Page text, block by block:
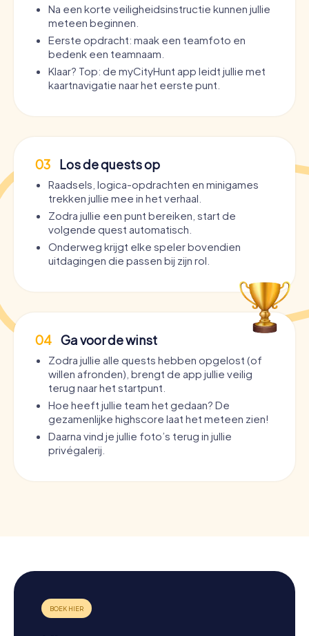
Na een korte veiligheidsinstructie kunnen jullie
meteen beginnen.
Eerste opdracht: maak een teamfoto en
bedenk een teamnaam.
Klaar? Top: de myCityHunt app leidt jullie met
kaartnavigatie naar het eerste punt.
03 Los de quests op
Raadsels, logica-opdrachten en minigames
trekken jullie mee in het verhaal.
Zodra jullie een punt bereiken, start de
volgende quest automatisch.
Onderweg krijgt elke speler bovendien
uitdagingen die passen bij zijn rol.
04 Ga voor de winst
Zodra jullie alle quests hebben opgelost (of
willen afronden), brengt de app jullie veilig
terug naar het startpunt.
Hoe heeft jullie team het gedaan? De
gezamenlijke highscore laat het meteen zien!
Daarna vind je jullie foto’s terug in jullie
privégalerij.